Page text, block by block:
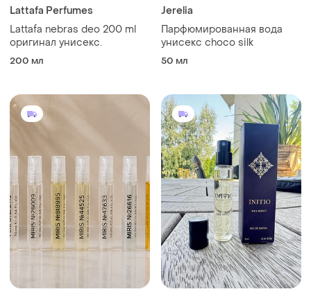
Lattafa Perfumes
Lattafa nebras deo 200 ml
оригинал унисекс.
200 мл
Jerelia
Парфюмированная вода
унисекс choco silk
50 мл